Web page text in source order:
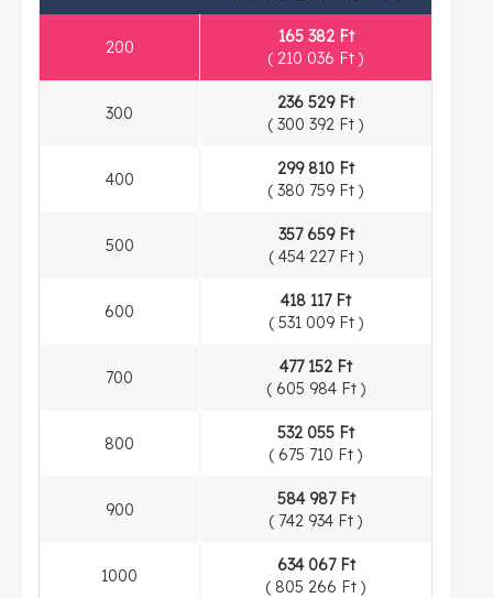
200
165 382 Ft
( 210 036 Ft )
300
236 529 Ft
( 300 392 Ft )
400
299 810 Ft
( 380 759 Ft )
500
357 659 Ft
( 454 227 Ft )
600
418 117 Ft
( 531 009 Ft )
700
477 152 Ft
( 605 984 Ft )
800
532 055 Ft
( 675 710 Ft )
900
584 987 Ft
( 742 934 Ft )
1000
634 067 Ft
( 805 266 Ft )